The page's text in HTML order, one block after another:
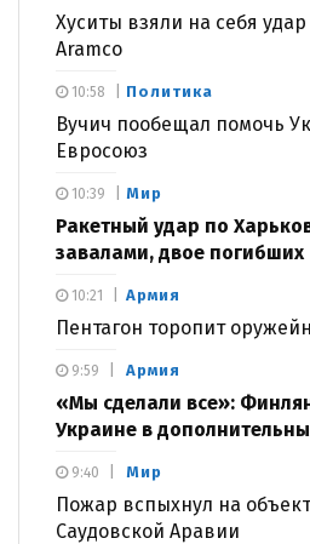
Хуситы взяли на себя
Aramco
Политика
Вучич пообещал помочь
Евросоюз
10:58
Мир
Ракетный удар по
завалами, двое погибших
10:39
Армия
Пентагон торопит
10:21
Армия
«Мы сделали все»:
Украине в
9:59
Мир
Пожар вспыхнул на
Саудовской Аравии
9:40